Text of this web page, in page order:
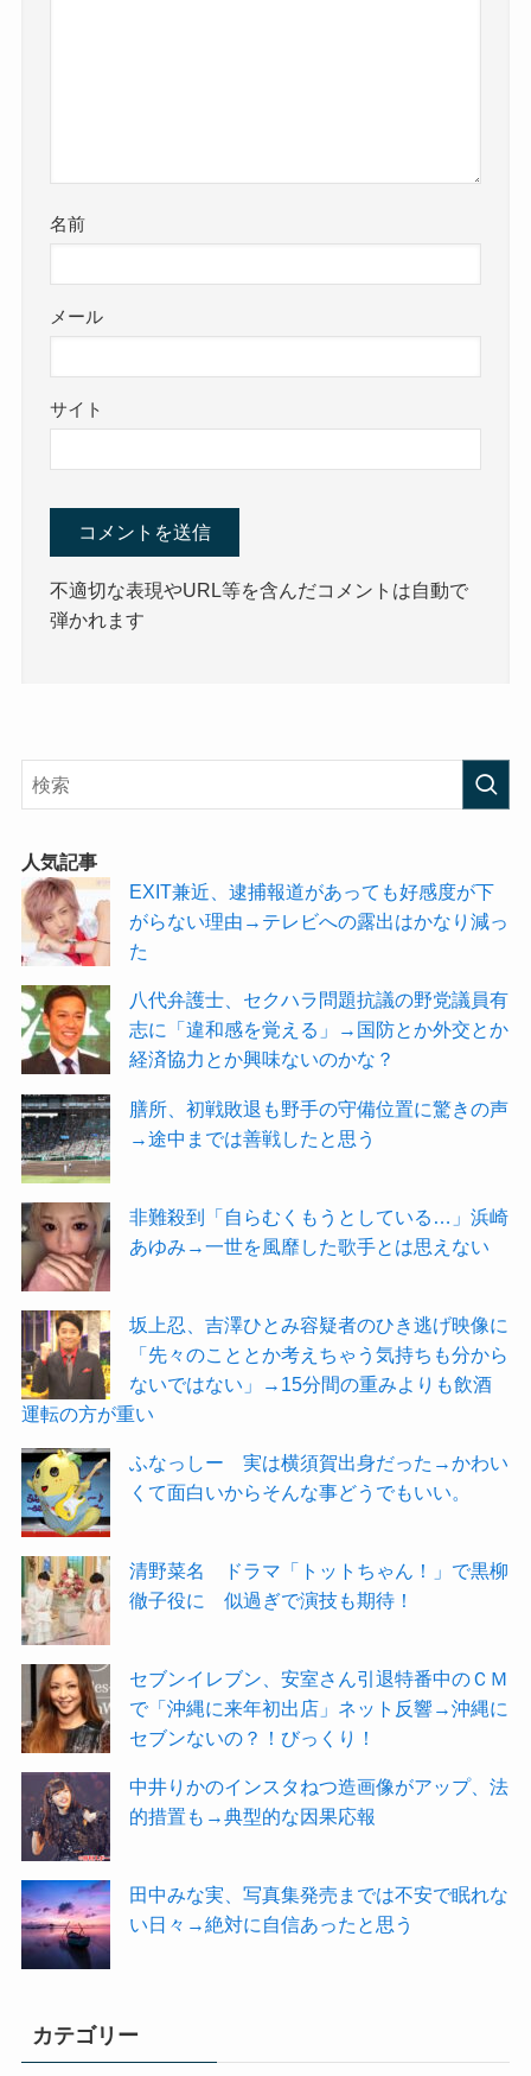
名前
メール
サイト
不適切な表現やURL等を含んだコメントは自動で
弾かれます
人気記事
EXIT兼近、逮捕報道があっても好感度が下
がらない理由→テレビへの露出はかなり減っ
た
八代弁護士、セクハラ問題抗議の野党議員有
志に「違和感を覚える」→国防とか外交とか
経済協力とか興味ないのかな？
膳所、初戦敗退も野手の守備位置に驚きの声
→途中までは善戦したと思う
非難殺到「自らむくもうとしている…」浜崎
あゆみ→一世を風靡した歌手とは思えない
坂上忍、吉澤ひとみ容疑者のひき逃げ映像に
「先々のこととか考えちゃう気持ちも分から
ないではない」→15分間の重みよりも飲酒
運転の方が重い
ふなっしー 実は横須賀出身だった→かわい
くて面白いからそんな事どうでもいい。
清野菜名 ドラマ「トットちゃん！」で黒柳
徹子役に 似過ぎで演技も期待！
セブンイレブン、安室さん引退特番中のＣＭ
で「沖縄に来年初出店」ネット反響→沖縄に
セブンないの？！びっくり！
中井りかのインスタねつ造画像がアップ、法
的措置も→典型的な因果応報
田中みな実、写真集発売までは不安で眠れな
い日々→絶対に自信あったと思う
カテゴリー